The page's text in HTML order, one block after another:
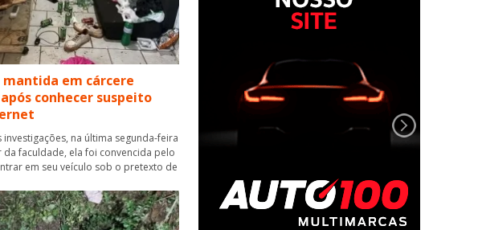
mantida em cárcere
conhecer suspeito
investigações, na última segunda-feira
da faculdade, ela foi convencida pelo
em seu veículo sob o pretexto de